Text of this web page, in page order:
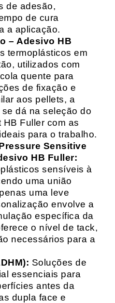
de adesão,
de cura
a aplicação.
– Adesivo HB
termoplásticos em
utilizados com
quente para
de fixação e
aos pellets, a
dá na seleção do
HB Fuller com as
para o trabalho.
Sensitive
HB Fuller:
sensíveis à
uma união
uma leve
envolve a
específica da
o nível de tack,
necessários para a
Soluções de
essenciais para
antes da
dupla face e